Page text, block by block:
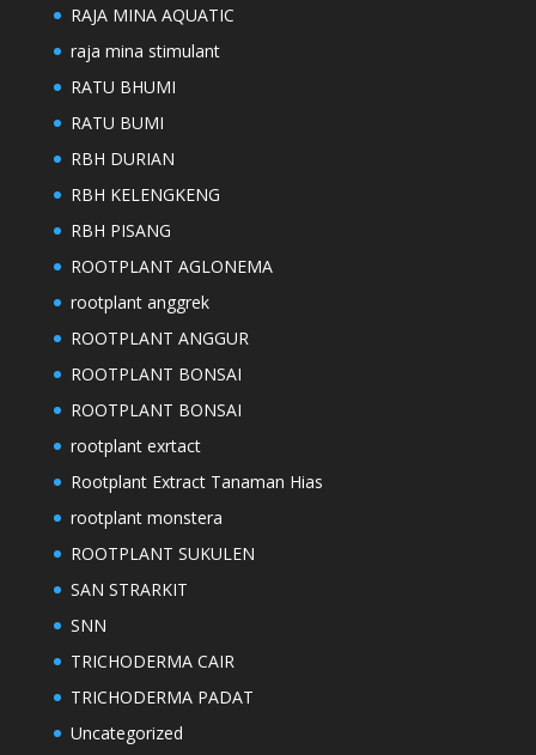
RAJA MINA AQUATIC
raja mina stimulant
RATU BHUMI
RATU BUMI
RBH DURIAN
RBH KELENGKENG
RBH PISANG
ROOTPLANT AGLONEMA
rootplant anggrek
ROOTPLANT ANGGUR
ROOTPLANT BONSAI
ROOTPLANT BONSAI
rootplant exrtact
Rootplant Extract Tanaman Hias
rootplant monstera
ROOTPLANT SUKULEN
SAN STRARKIT
SNN
TRICHODERMA CAIR
TRICHODERMA PADAT
Uncategorized